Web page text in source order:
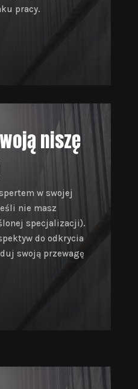
pracy.
niszę
w swojej
nie masz
specjalizacji).
do odkrycia
swoją przewagę